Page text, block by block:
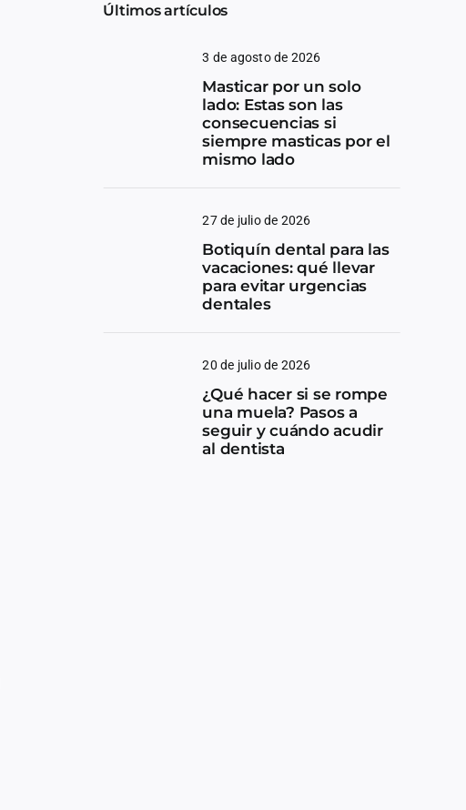
Últimos artículos
3 de agosto de 2026
Masticar por un solo
lado: Estas son las
consecuencias si
siempre masticas por el
mismo lado
27 de julio de 2026
Botiquín dental para las
vacaciones: qué llevar
para evitar urgencias
dentales
20 de julio de 2026
¿Qué hacer si se rompe
una muela? Pasos a
seguir y cuándo acudir
al dentista